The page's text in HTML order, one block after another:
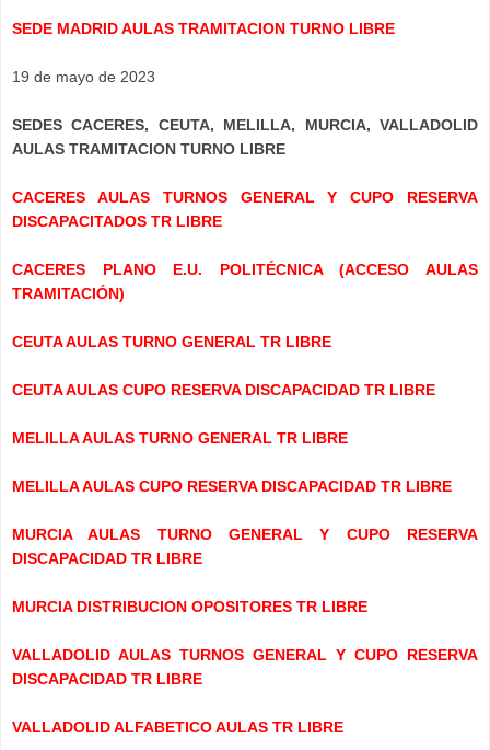
SEDE MADRID AULAS TRAMITACION TURNO LIBRE
19 de mayo de 2023
SEDES CACERES, CEUTA, MELILLA, MURCIA, VALLADOLID
AULAS TRAMITACION TURNO LIBRE
CACERES AULAS TURNOS GENERAL Y CUPO RESERVA
DISCAPACITADOS TR LIBRE
CACERES PLANO E.U. POLITÉCNICA (ACCESO AULAS
TRAMITACIÓN)
CEUTA AULAS TURNO GENERAL TR LIBRE
CEUTA AULAS CUPO RESERVA DISCAPACIDAD TR LIBRE
MELILLA AULAS TURNO GENERAL TR LIBRE
MELILLA AULAS CUPO RESERVA DISCAPACIDAD TR LIBRE
MURCIA AULAS TURNO GENERAL Y CUPO RESERVA
DISCAPACIDAD TR LIBRE
MURCIA DISTRIBUCION OPOSITORES TR LIBRE
VALLADOLID AULAS TURNOS GENERAL Y CUPO RESERVA
DISCAPACIDAD TR LIBRE
VALLADOLID ALFABETICO AULAS TR LIBRE